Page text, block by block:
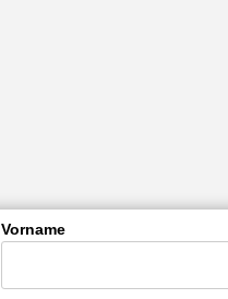
Vorname